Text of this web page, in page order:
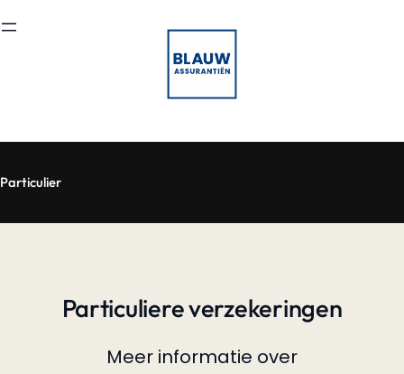
naar
Particulier
Particuliere verzekeringen
Meer informatie over